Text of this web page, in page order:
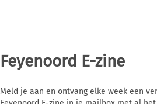
Feyenoord E-zine
Meld je aan en ontvang elke week een